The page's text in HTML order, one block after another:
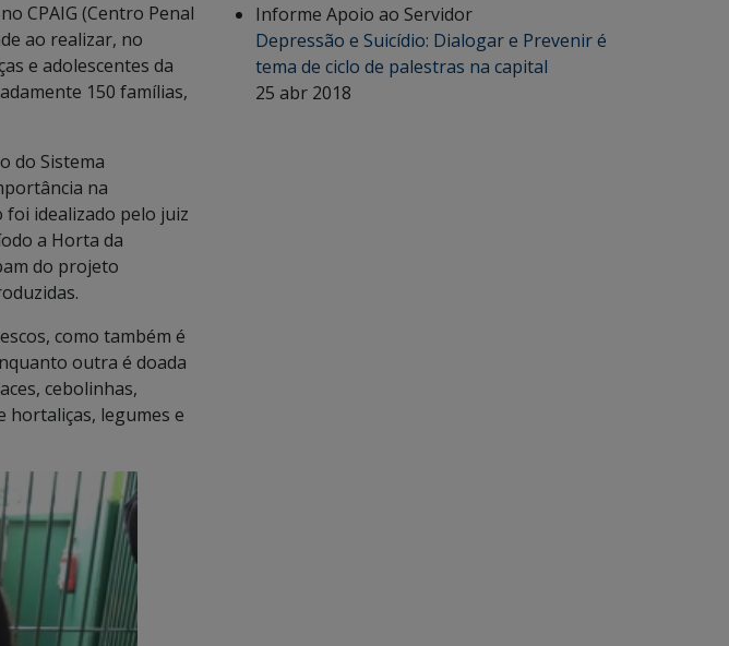
CPAIG (Centro Penal
ao realizar, no
e adolescentes da
150 famílias,
do Sistema
na
foi idealizado pelo juiz
a Horta da
do projeto
como também é
outra é doada
cebolinhas,
hortaliças, legumes e
Informe Apoio ao Servidor
Depressão e Suicídio: Dialogar e Prevenir é
tema de ciclo de palestras na capital
25 abr 2018